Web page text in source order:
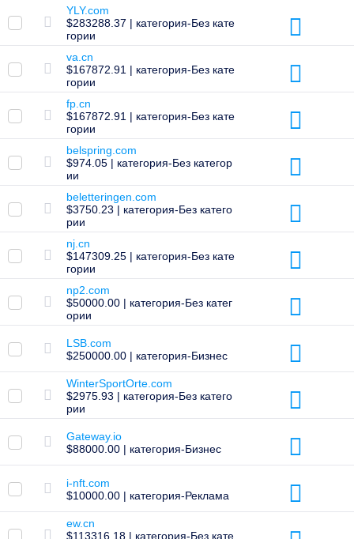
Whois
Оценка
домена
рекомендаций
Льготный
период
возврата
Безопасность
доменов
Управление
доменами
API
Вторичный
Управляйте
своим
портфелем
Исследовать
Поиск
товаров
истечении
гарантийного
срока
аукционы
доменов
Просроченные
домены
Просроченные
домены
Аукционы
реестра
Аукцион
последнего
шанса
YLY.com
$283288.37 | категория-Без кате
гории
va.cn
$167872.91 | категория-Без кате
гории
fp.cn
$167872.91 | категория-Без кате
гории
belspring.com
$974.05 | категория-Без категор
ии
beletteringen.com
$3750.23 | категория-Без катего
рии
nj.cn
$147309.25 | категория-Без кате
гории
np2.com
$50000.00 | категория-Без катег
ории
LSB.com
$250000.00 | категория-Бизнес
WinterSportOrte.com
$2975.93 | категория-Без катего
рии
Gateway.io
$88000.00 | категория-Бизнес
i-nft.com
$10000.00 | категория-Реклама
ew.cn
$113316.18 | категория-Без кате